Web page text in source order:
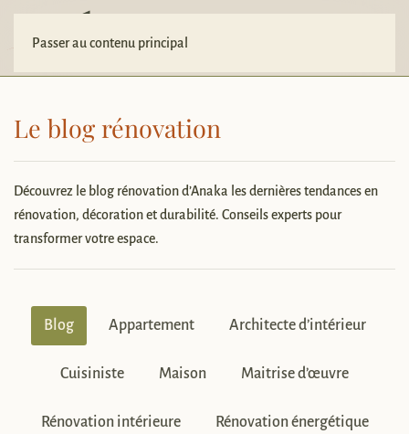
Passer au contenu principal
Le blog rénovation
Découvrez le blog rénovation d’Anaka les dernières tendances en
rénovation, décoration et durabilité. Conseils experts pour
transformer votre espace.
Blog Appartement Architecte d’intérieur
Cuisiniste Maison Maitrise d’œuvre
Rénovation intérieure Rénovation énergétique